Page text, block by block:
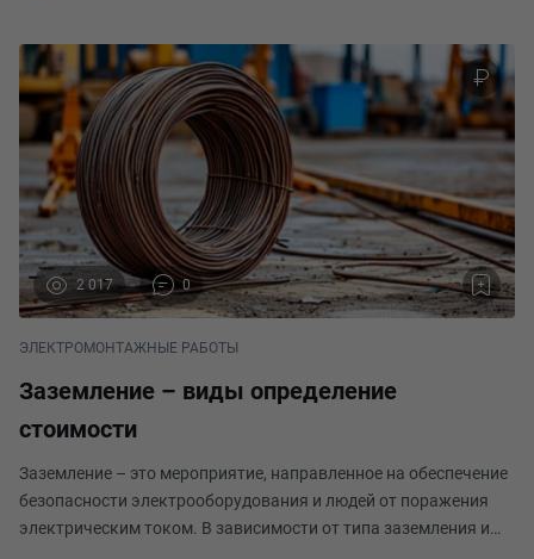
2 017 0
ЭЛЕКТРОМОНТАЖНЫЕ РАБОТЫ
Заземление – виды определение
стоимости
Заземление – это мероприятие, направленное на обеспечение
безопасности электрооборудования и людей от поражения
электрическим током. В зависимости от типа заземления и